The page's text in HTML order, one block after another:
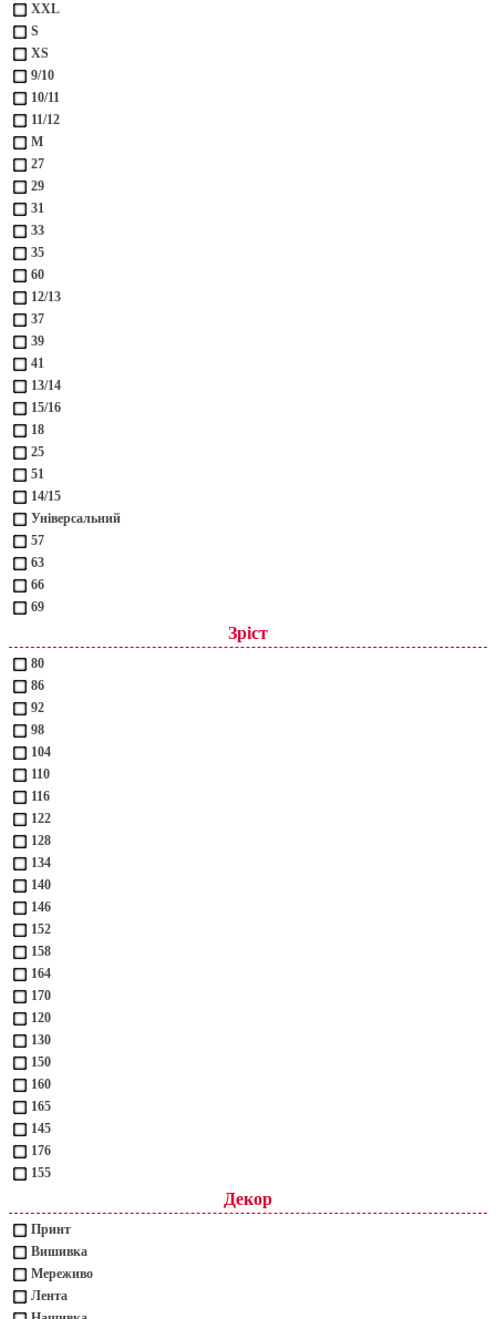
XXL
S
XS
9/10
10/11
11/12
M
27
29
31
33
35
60
12/13
37
39
41
13/14
15/16
18
25
51
14/15
Універсальний
57
63
66
69
Зріст
80
86
92
98
104
110
116
122
128
134
140
146
152
158
164
170
120
130
150
160
165
145
176
155
Декор
Принт
Вишивка
Мереживо
Лента